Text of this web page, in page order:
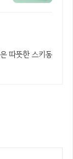
따뜻한 스키동